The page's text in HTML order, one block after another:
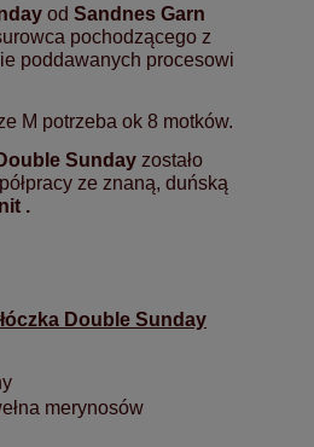
od Sandnes Garn
pochodzącego z
poddawanych procesowi
M potrzeba ok 8 motków.
Sunday zostało
ze znaną, duńską
.
Double Sunday
merynosów